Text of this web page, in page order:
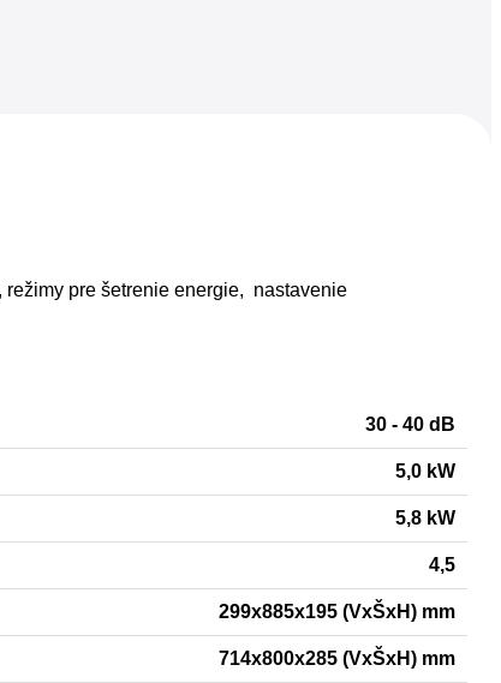
režimy pre šetrenie energie, nastavenie
30 - 40 dB
5,0 kW
5,8 kW
4,5
299x885x195 (VxŠxH) mm
714x800x285 (VxŠxH) mm